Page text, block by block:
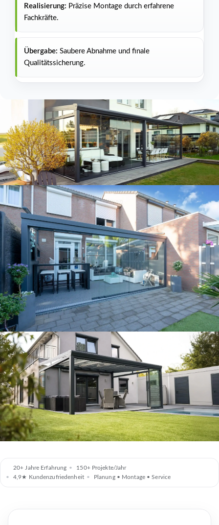
Realisierung: Präzise Montage durch erfahrene
Fachkräfte.
Übergabe: Saubere Abnahme und finale
Qualitätssicherung.
20+ Jahre Erfahrung
150+ Projekte/Jahr
4,9★ Kundenzufriedenheit
Planung • Montage • Service